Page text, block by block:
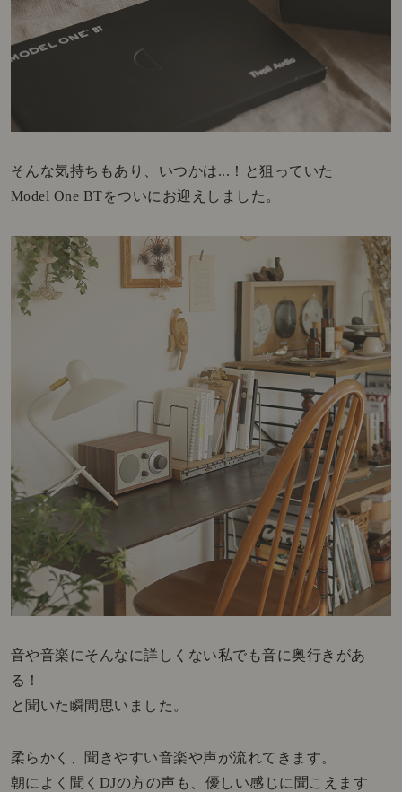
そんな気持ちもあり、いつかは...！と狙っていた
Model One BTをついにお迎えしました。
音や音楽にそんなに詳しくない私でも音に奥行きがあ
る！
と聞いた瞬間思いました。
柔らかく、聞きやすい音楽や声が流れてきます。
朝によく聞くDJの方の声も、優しい感じに聞こえます